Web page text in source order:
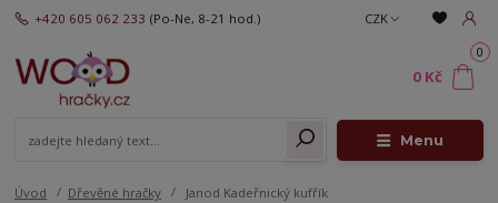
Menu
CZK
+420 605 062 233 (Po-Ne, 8-21 hod.)
0
0 Kč
Úvod Dřevěné hračky Janod Kadeřnický kufřík